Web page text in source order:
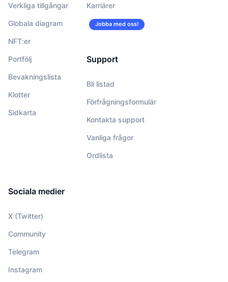
Verkliga tillgångar
Globala diagram
NFT:er
Portfölj
Bevakningslista
Klotter
Sidkarta
Karriärer
Jobba med oss!
Support
Bli listad
Förfrågningsformulär
Kontakta support
Vanliga frågor
Ordlista
Sociala medier
X (Twitter)
Community
Telegram
Instagram